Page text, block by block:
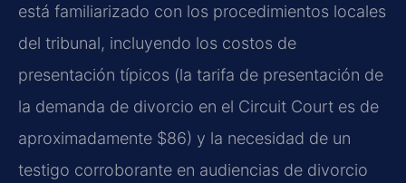
está familiarizado con los procedimientos locales
del tribunal, incluyendo los costos de
presentación típicos (la tarifa de presentación de
la demanda de divorcio en el Circuit Court es de
aproximadamente $86) y la necesidad de un
testigo corroborante en audiencias de divorcio